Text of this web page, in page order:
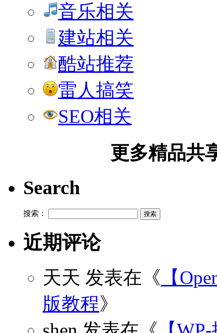
音乐相关
建站相关
酷站推荐
雷人搞笑
SEO相关
更多精品共
Search
搜索：
近期评论
天天 发表在《 【
版教程》